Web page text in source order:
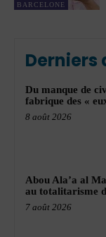
BARCELONE
Derniers
Du manque de
fabrique des «
8 août 2026
Abou Ala’a al
au totalitarisme
7 août 2026